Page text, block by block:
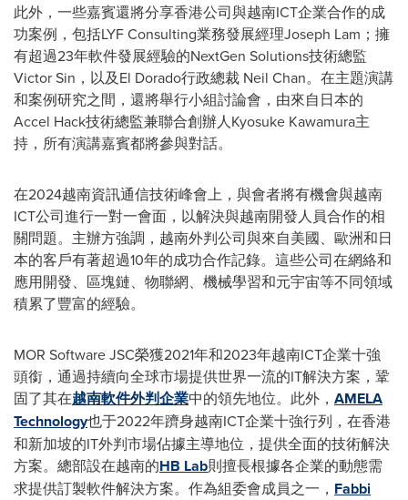
此外，一些嘉賓還將分享香港公司與越南ICT企業合作的成
功案例，包括LYF Consulting業務發展經理Joseph Lam；擁
有超過23年軟件發展經驗的NextGen Solutions技術總監
Victor Sin，以及El Dorado行政總裁 Neil Chan。在主題演講
和案例研究之間，還將舉行小組討論會，由來自日本的
Accel Hack技術總監兼聯合創辦人Kyosuke Kawamura主
持，所有演講嘉賓都將參與對話。
在2024越南資訊通信技術峰會上，與會者將有機會與越南
ICT公司進行一對一會面，以解決與越南開發人員合作的相
關問題。主辦方強調，越南外判公司與來自美國、歐洲和日
本的客戶有著超過10年的成功合作記錄。這些公司在網絡和
應用開發、區塊鏈、物聯網、機械學習和元宇宙等不同領域
積累了豐富的經驗。
MOR Software JSC榮獲2021年和2023年越南ICT企業十強
頭銜 ，通過持續向全球市場提供世界一流的IT解決方案，鞏
固了其在越南軟件外判企業中的領先地位。此外， AMELA
Technology也于2022年躋身越南ICT企業十強行列，在香港
和新加坡的IT外判市場佔據主導地位，提供全面的技術解決
方案。總部設在越南的HB Lab則擅長根據各企業的動態需
求提供訂製軟件解決方案。作為組委會成員之一， Fabbi